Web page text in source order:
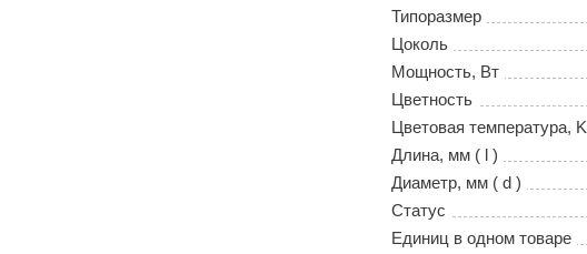
Типоразмер
Цоколь
Мощность, Вт
Цветность
Цветовая температура, K
Длина, мм ( l )
Диаметр, мм ( d )
Статус
Единиц в одном товаре